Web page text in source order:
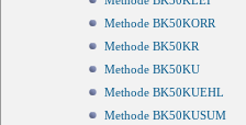
Methode BK50KORR
Methode BK50KR
Methode BK50KU
Methode BK50KUEHL
Methode BK50KUSUM